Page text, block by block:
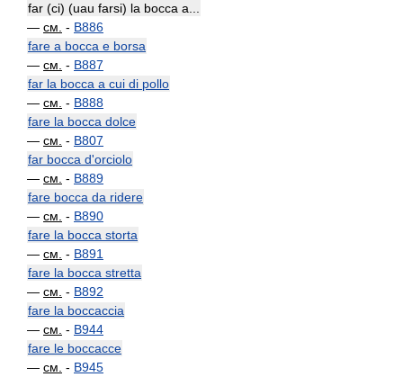
far (ci) (uau farsi) la bocca a...
— см. - B886
fare a bocca e borsa
— см. - B887
far la bocca a cui di pollo
— см. - B888
fare la bocca dolce
— см. - B807
far bocca d'orciolo
— см. - B889
fare bocca da ridere
— см. - B890
fare la bocca storta
— см. - B891
fare la bocca stretta
— см. - B892
fare la boccaccia
— см. - B944
fare le boccacce
— см. - B945